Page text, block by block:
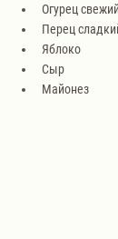
Огурец свежий
Перец
Яблоко
Сыр
Майонез